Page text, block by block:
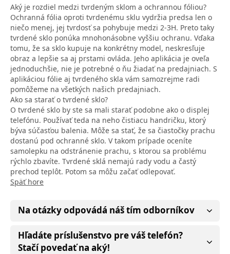
Aký je rozdiel medzi tvrdeným sklom a ochrannou fóliou?
Ochranná fólia oproti tvrdenému sklu vydržia predsa len o
niečo menej, jej tvrdosť sa pohybuje medzi 2-3H. Preto taky
tvrdené sklo ponúka mnohonásobne vyššiu ochranu. Vďaka
tomu, že sa sklo kupuje na konkrétny model, neskresľuje
obraz a lepšie sa aj prstami ovláda. Jeho aplikácia je oveľa
jednoduchšie, nie je potrebné o ňu žiadať na predajniach. S
aplikáciou fólie aj tvrdeného skla vám samozrejme radi
pomôžeme na všetkých našich predajniach.
Ako sa starať o tvrdené sklo?
O tvrdené sklo by ste sa mali starať podobne ako o displej
telefónu. Používať teda na neho čistiacu handričku, ktorý
býva súčasťou balenia. Môže sa stať, že sa čiastočky prachu
dostanú pod ochranné sklo. V takom prípade oceníte
samolepku na odstránenie prachu, s ktorou sa problému
rýchlo zbavíte. Tvrdené sklá nemajú rady vodu a častý
prechod teplôt. Potom sa môžu začať odlepovať.
Späť hore
Na otázky odpovádá náš tím odborníkov
Hľadáte príslušenstvo pre váš telefón?
Stačí povedať na aký!